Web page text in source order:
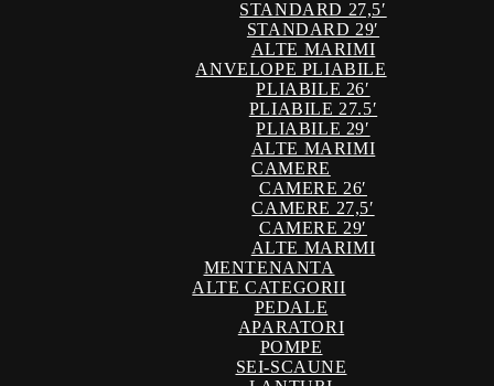
STANDARD 27,5′
STANDARD 29′
ALTE MARIMI
ANVELOPE PLIABILE
PLIABILE 26′
PLIABILE 27.5′
PLIABILE 29′
ALTE MARIMI
CAMERE
CAMERE 26′
CAMERE 27,5′
CAMERE 29′
ALTE MARIMI
MENTENANTA
ALTE CATEGORII
PEDALE
APARATORI
POMPE
SEI-SCAUNE